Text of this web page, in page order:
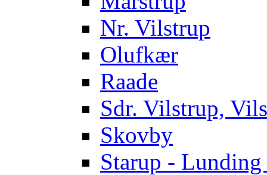
Nr. Vilstrup
Olufkær
Raade
Sdr. Vilstrup,
Skovby
Starup -